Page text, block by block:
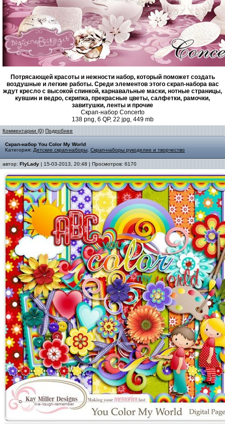
Потрясающей красоты и нежности набор, который поможет создать
воздушные и легкие работы. Среди элементов этого скрап-набора вас
ждут кресло с высокой спинкой, карнавальные маски, нотные страницы,
кувшин и ведро, скрипка, прекрасные цветы, салфетки, рамочки,
завитушки, ленты и прочие
Скрап-набор Concerto
138 png, 6 QP, 22 jpg, 449 mb
Комментарии (0) Подробнее
Скрап-набор You Color My World
Категория: Детские скрап-наборы Скрап-наборы рукоделие и творчество
автор: FlyLady | 15-03-2013, 20:48 | Просмотров: 6170